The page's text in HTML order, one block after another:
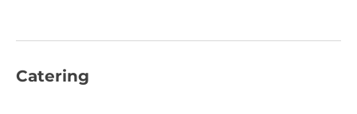
zum PCO-Service – alles aus einer Hand!
Catering